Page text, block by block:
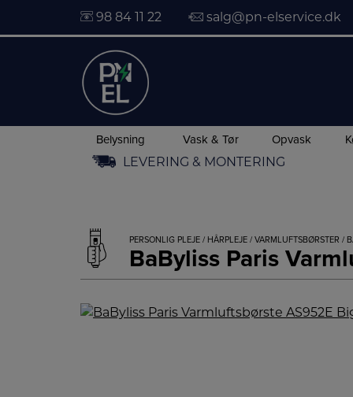
98 84 11 22 salg@pn-elservice.dk
Belysning Vask & Tør Opvask
LEVERING & MONTERING
PERSONLIG PLEJE / HÅRPLEJE / VARMLUFTSBØRSTER /
BaByliss Paris